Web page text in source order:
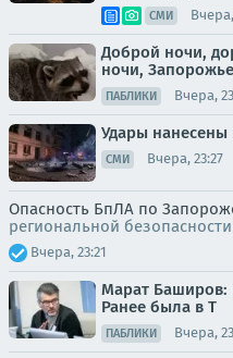
СМИ
Доброй ночи,
ночи,
ПАБЛИКИ Вчера,
Удары
СМИ Вчера, 23:27
Опасность БпЛА по
региональной
Вчера, 23:21
Марат Баширов:
Ранее была в Т
ПАБЛИКИ Вчера,